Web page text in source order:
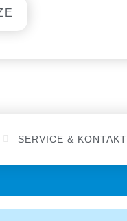
SERVICE & KONTAKT